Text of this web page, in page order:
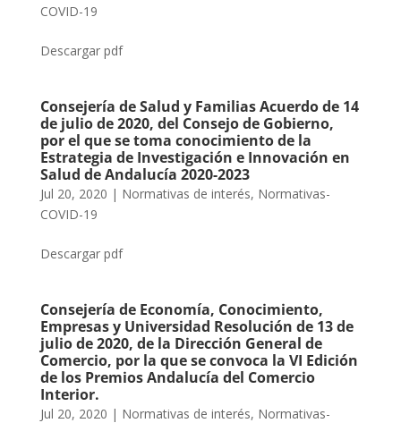
COVID-19
Descargar pdf
Consejería de Salud y Familias Acuerdo de 14
de julio de 2020, del Consejo de Gobierno,
por el que se toma conocimiento de la
Estrategia de Investigación e Innovación en
Salud de Andalucía 2020-2023
Jul 20, 2020 | Normativas de interés, Normativas-
COVID-19
Descargar pdf
Consejería de Economía, Conocimiento,
Empresas y Universidad Resolución de 13 de
julio de 2020, de la Dirección General de
Comercio, por la que se convoca la VI Edición
de los Premios Andalucía del Comercio
Interior.
Jul 20, 2020 | Normativas de interés, Normativas-